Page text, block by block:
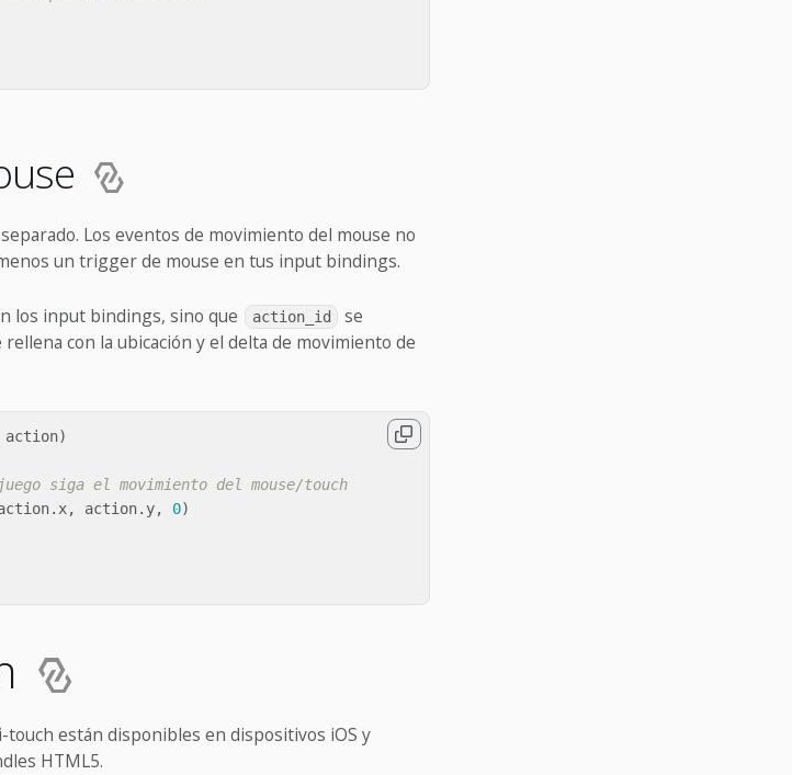
Los eventos de movimiento del mouse no
un trigger de mouse en tus input bindings.
los input bindings, sino que action_id
se
rellena con la ubicación y el delta de movimiento de
action)
siga el movimiento del mouse/touch
. x, action. y, 0)
están disponibles en dispositivos iOS y
HTML5.